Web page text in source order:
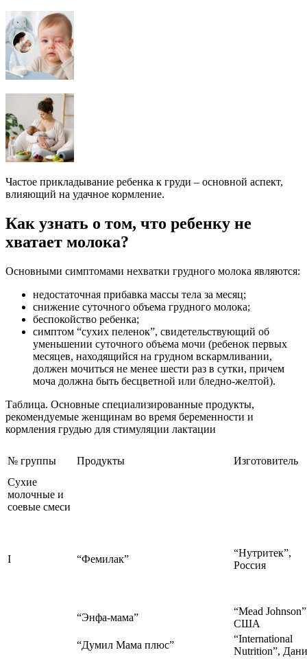
Частое прикладывание ребенка к груди – основной аспект,
влияющий на удачное кормление.
Как узнать о том, что ребенку не
хватает молока?
Основными симптомами нехватки грудного молока являются:
недостаточная прибавка массы тела за месяц;
снижение суточного объема грудного молока;
беспокойство ребенка;
симптом “сухих пеленок”, свидетельствующий об
уменьшении суточного объема мочи (ребенок первых
месяцев, находящийся на грудном вскармливании,
должен мочиться не менее шести раз в сутки, причем
моча должна быть бесцветной или бледно-желтой).
Таблица. Основные специализированные продукты,
рекомендуемые женщинам во время беременности и
кормления грудью для стимуляции лактации
№ группы Продукты
Изготовитель
Сухие
молочные и
соевые смеси
I “Фемилак”
“Нутритек”,
Россия
“Энфа-мама”
“Mead
США
“Думил Мама плюс”
“International
Nutrition”,